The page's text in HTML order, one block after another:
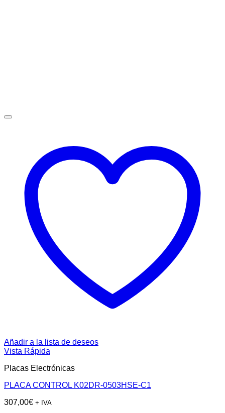
Añadir a la lista de deseos
Vista Rápida
Placas Electrónicas
PLACA CONTROL K02DR-0503HSE-C1
307,00€ + IVA